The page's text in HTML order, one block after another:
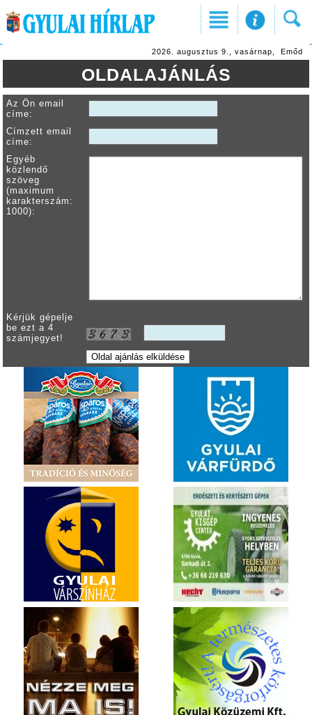
2026. augusztus 9., vasárnap, Emőd
OLDALAJÁNLÁS
Az Ön email
címe:
Címzett email
címe:
Egyéb
közlendő
szöveg
(maximum
karakterszám:
1000):
Kérjük gépelje
be ezt a 4
számjegyet!